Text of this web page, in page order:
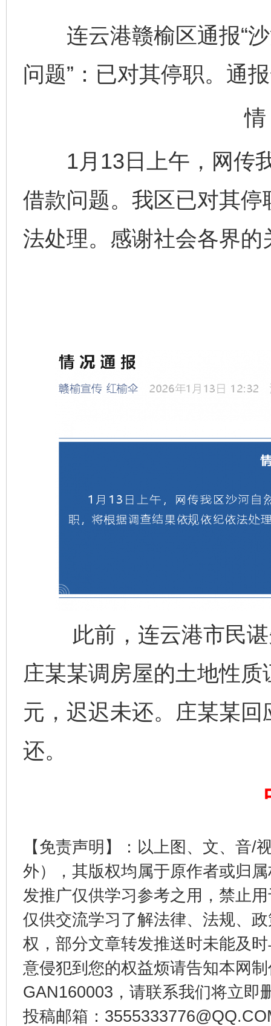
连云港赣榆区通报“沙
问题”：已对其停职。通
情
1月13日上午，网传我
借款问题。我区已对其
法处理。感谢社会各界的
此前，连云港市民谌
庄某某调房屋的土地性
元，迟迟未还。庄某某
还。
【免责声明】：以上图、文、音/
外），其版权均属于原作者或归
发推广仅供学习参考之用，禁止
仅供交流学习了解法律、法规、
权，部分文章转发推送时未能及
意侵犯到您的权益烦请告知本网
GAN160003，请联系我们将立即
投稿邮箱：